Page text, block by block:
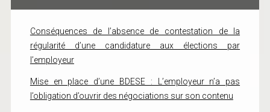
Conséquences de l’absence de contestation de la
régularité d’une candidature aux élections par
l’employeur
Mise en place d’une BDESE : L’employeur n’a pas
l’obligation d’ouvrir des négociations sur son contenu